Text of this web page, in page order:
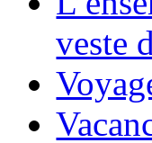
veste